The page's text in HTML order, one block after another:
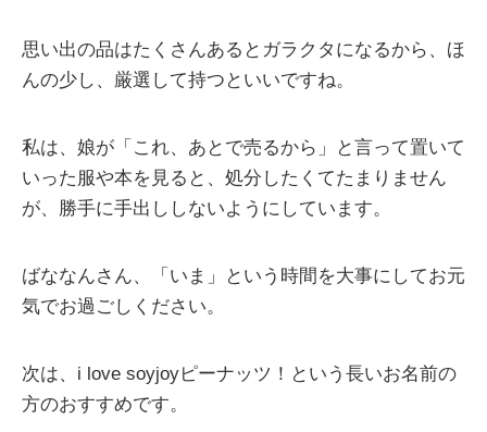
思い出の品はたくさんあるとガラクタになるから、ほ
んの少し、厳選して持つといいですね。
私は、娘が「これ、あとで売るから」と言って置いて
いった服や本を見ると、処分したくてたまりません
が、勝手に手出ししないようにしています。
ばななんさん、「いま」という時間を大事にしてお元
気でお過ごしください。
次は、i love soyjoyピーナッツ！という長いお名前の
方のおすすめです。